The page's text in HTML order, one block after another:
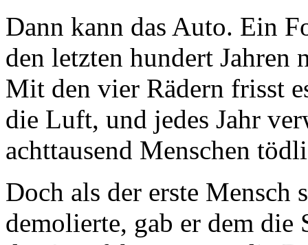
Dann kann das Auto. Ein
den letzten hundert Jahren
Mit den vier Rädern frisst
die Luft, und jedes Jahr
achttausend Menschen
Doch als der erste Mensch
demolierte, gab er dem die